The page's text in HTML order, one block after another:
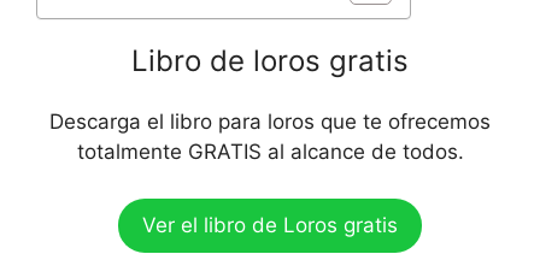
Libro de loros gratis
Descarga el libro para loros que te ofrecemos
totalmente GRATIS al alcance de todos.
Ver el libro de Loros gratis